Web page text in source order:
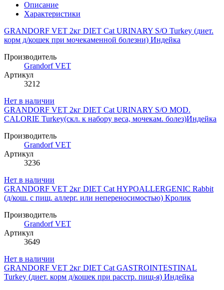
Описание
Характеристики
GRANDORF VET 2кг DIET Cat URINARY S/O Turkey (диет.
корм д/кошек при мочекаменной болезни) Индейка
Производитель
Grandorf VET
Артикул
3212
Нет в наличии
GRANDORF VET 2кг DIET Cat URINARY S/O MOD.
CALORIE Turkey(скл. к набору веса, мочекам. болез)Индейка
Производитель
Grandorf VET
Артикул
3236
Нет в наличии
GRANDORF VET 2кг DIET Cat HYPOALLERGENIC Rabbit
(д/кош. с пищ. аллерг. или непереносимостью) Кролик
Производитель
Grandorf VET
Артикул
3649
Нет в наличии
GRANDORF VET 2кг DIET Cat GASTROINTESTINAL
Turkey (диет. корм д/кошек при расстр. пищ-я) Индейка